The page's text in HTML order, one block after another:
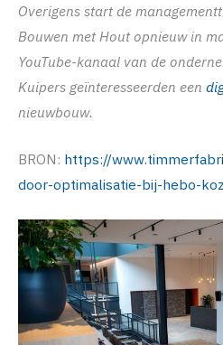
Overigens start de
Bouwen met Hout opnieuw in
YouTube-kanaal van de
Kuipers geïnteresseerden een
nieuwbouw.
BRON: https://
door-optimalisatie-bij-hebo-